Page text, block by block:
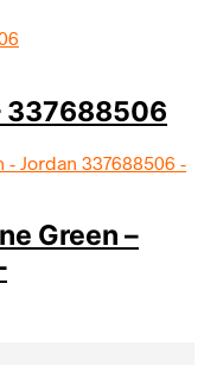
337688506
Green –